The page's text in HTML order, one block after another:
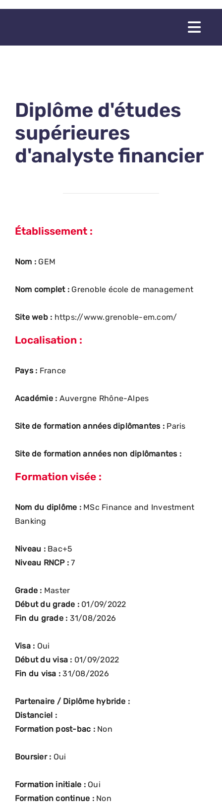
Diplôme d'études
supérieures
d'analyste financier
Établissement :
Nom : GEM
Nom complet : Grenoble école de management
Site web : https://www.grenoble-em.com/
Localisation :
Pays : France
Académie : Auvergne Rhône-Alpes
Site de formation années diplômantes : Paris
Site de formation années non diplômantes :
Formation visée :
Nom du diplôme : MSc Finance and Investment
Banking
Niveau : Bac+5
Niveau RNCP :7
Grade : Master
Début du grade : 01/09/2022
Fin du grade : 31/08/2026
Visa : Oui
Début du visa : 01/09/2022
Fin du visa :31/08/2026
Partenaire / Diplôme hybride :
Distanciel :
Formation post-bac : Non
Boursier : Oui
Formation initiale : Oui
Formation continue : Non